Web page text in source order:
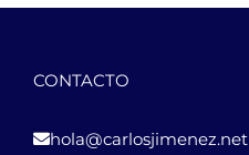
CONTACTO
hola@carlosjimenez.net